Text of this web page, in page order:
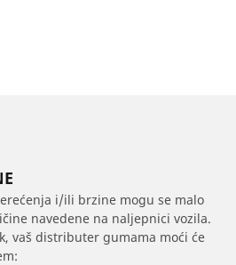
i/ili brzine mogu se malo
navedene na naljepnici vozila.
vaš distributer gumama moći će